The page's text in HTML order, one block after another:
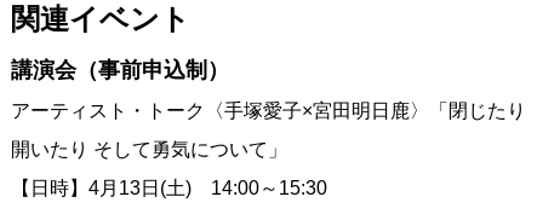
関連イベント
講演会（事前申込制）
アーティスト・トーク〈手塚愛子×宮田明日鹿〉「閉じたり
開いたり そして勇気について」
【日時】4月13日(土) 14:00～15:30